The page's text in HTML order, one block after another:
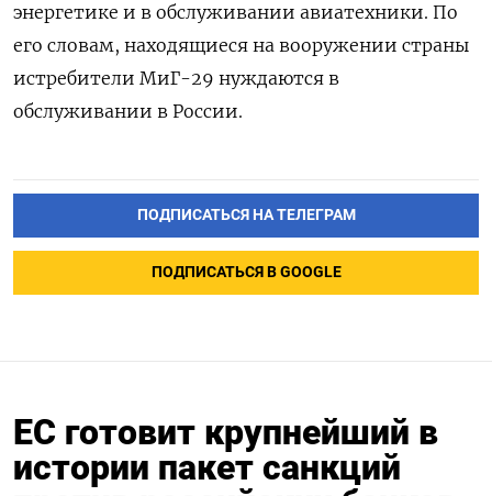
энергетике и в обслуживании авиатехники. По
его словам, находящиеся на вооружении страны
истребители МиГ-29 нуждаются в
обслуживании в России.
ПОДПИСАТЬСЯ НА ТЕЛЕГРАМ
ПОДПИСАТЬСЯ В GOOGLE
ЕС готовит крупнейший в
истории пакет санкций